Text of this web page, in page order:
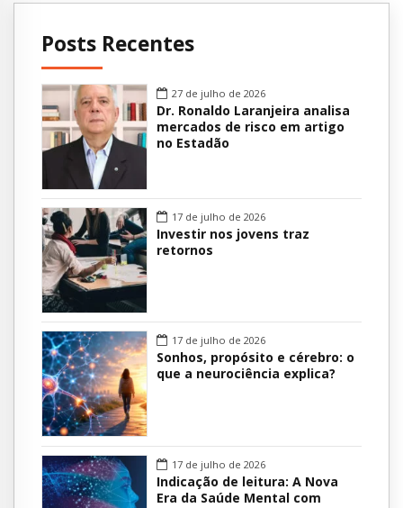
Posts Recentes
27 de julho de 2026
Dr. Ronaldo Laranjeira analisa
mercados de risco em artigo
no Estadão
17 de julho de 2026
Investir nos jovens traz
retornos
17 de julho de 2026
Sonhos, propósito e cérebro: o
que a neurociência explica?
17 de julho de 2026
Indicação de leitura: A Nova
Era da Saúde Mental com